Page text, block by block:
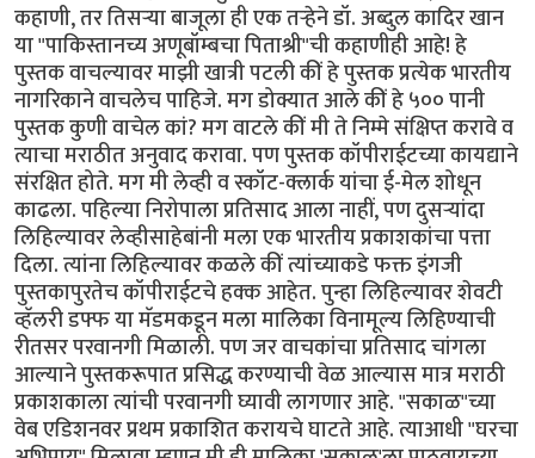
कहाणी, तर तिसर्‍या बाजूला ही एक तर्‍हेने डॉ. अब्दुल कादिर खान
या "पाकिस्तानच्य अणूबॉम्बचा पिताश्री"ची कहाणीही आहे! हे
पुस्तक वाचल्यावर माझी खात्री पटली कीं हे पुस्तक प्रत्येक भारतीय
नागरिकाने वाचलेच पाहिजे. मग डोक्यात आले कीं हे ५०० पानी
पुस्तक कुणी वाचेल कां? मग वाटले कीं मी ते निम्मे संक्षिप्त करावे व
त्याचा मराठीत अनुवाद करावा. पण पुस्तक कॉपीराईटच्या कायद्याने
संरक्षित होते. मग मी लेव्ही व स्कॉट-क्लार्क यांचा ई-मेल शोधून
काढला. पहिल्या निरोपाला प्रतिसाद आला नाहीं, पण दुसर्‍यांदा
लिहिल्यावर लेव्हीसाहेबांनी मला एक भारतीय प्रकाशकांचा पत्ता
दिला. त्यांना लिहिल्यावर कळले कीं त्यांच्याकडे फक्त इंगजी
पुस्तकापुरतेच कॉपीराईटचे हक्क आहेत. पुन्हा लिहिल्यावर शेवटी
व्हॅलरी डफ्फ या मॅडमकडून मला मालिका विनामूल्य लिहिण्याची
रीतसर परवानगी मिळाली. पण जर वाचकांचा प्रतिसाद चांगला
आल्याने पुस्तकरूपात प्रसिद्ध करण्याची वेळ आल्यास मात्र मराठी
प्रकाशकाला त्यांची परवानगी घ्यावी लागणार आहे. "सकाळ"च्या
वेब एडिशनवर प्रथम प्रकाशित करायचे घाटते आहे. त्याआधी "घरचा